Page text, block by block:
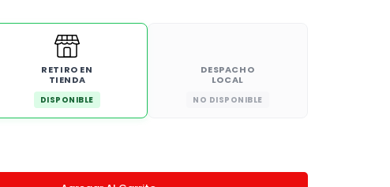
RETIRO EN
TIENDA
DISPONIBLE
DESPACHO
LOCAL
NO DISPONIBLE